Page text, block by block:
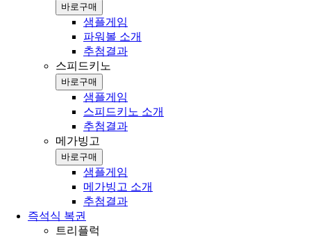
바로구매
샘플게임
파워볼 소개
추첨결과
스피드키노
바로구매
샘플게임
스피드키노 소개
추첨결과
메가빙고
바로구매
샘플게임
메가빙고 소개
추첨결과
즉석식 복권
트리플럭